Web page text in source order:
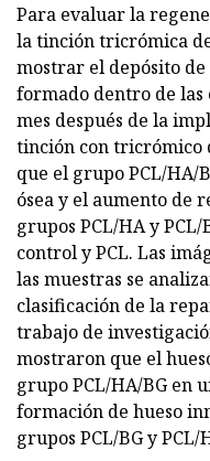
Para evaluar la
la tinción tricrómica
mostrar el depósito
formado dentro de
mes después de la
tinción con tricrómico
que el grupo PCL/
ósea y el aumento de
grupos PCL/HA y
control y PCL. Las
las muestras se
clasificación de la
trabajo de
mostraron que el
grupo PCL/HA/BG en
formación de hueso
grupos PCL/BG y PCL/